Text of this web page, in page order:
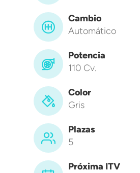
Cambio
Automático
Potencia
110 Cv.
Color
Gris
Plazas
5
Próxima ITV